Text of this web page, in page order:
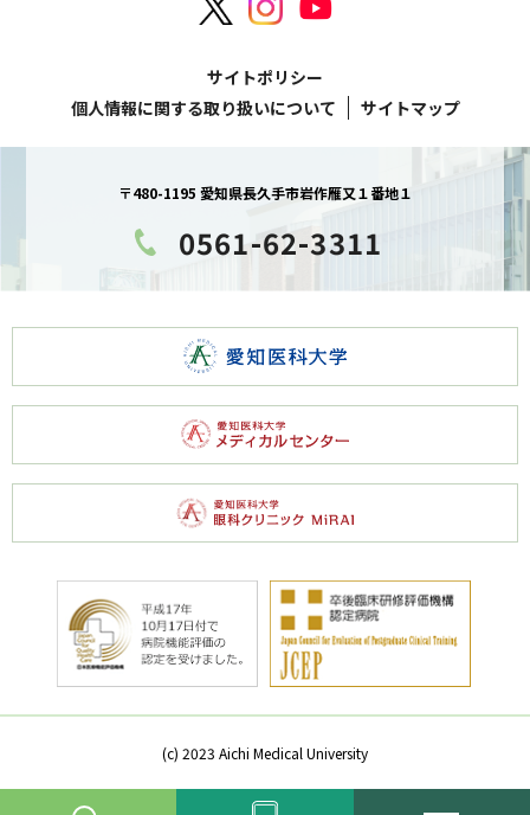
サイトポリシー
個人情報に関する取り扱いについて
サイトマップ
〒480-1195 愛知県長久手市岩作雁又１番地１
0561-62-3311
(c) 2023 Aichi Medical University